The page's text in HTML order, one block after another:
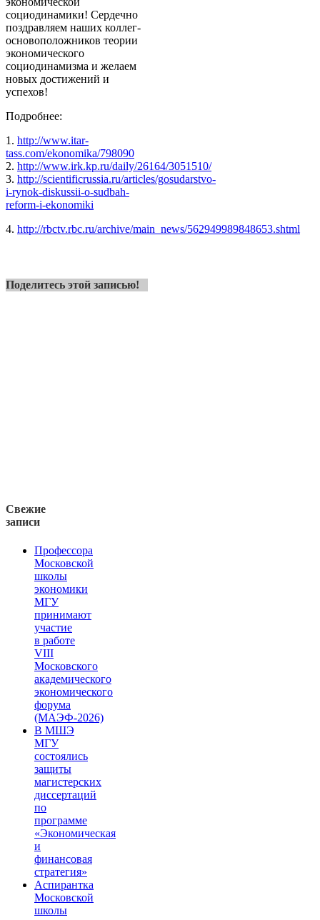
социодинамики! Сердечно
поздравляем наших коллег-
основоположников теории
экономического
социодинамизма и желаем
новых достижений и
успехов!
Подробнее:
1. http://www.itar-
tass.com/ekonomika/798090
2. http://www.irk.kp.ru/daily/26164/3051510/
3. http://scientificrussia.ru/articles/gosudarstvo-
i-rynok-diskussii-o-sudbah-
reform-i-ekonomiki
4. http://rbctv.rbc.ru/archive/main_news/562949989848653.shtml
Поделитесь этой записью!
Свежие
записи
Профессора
Московской
школы
экономики
МГУ
принимают
участие
в работе
VIII
Московского
академического
экономического
форума
(МАЭФ-2026)
В МШЭ
МГУ
состоялись
защиты
магистерских
диссертаций
по
программе
«Экономическая
и
финансовая
стратегия»
Аспирантка
Московской
школы